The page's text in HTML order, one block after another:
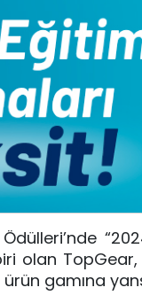
olan
gamına